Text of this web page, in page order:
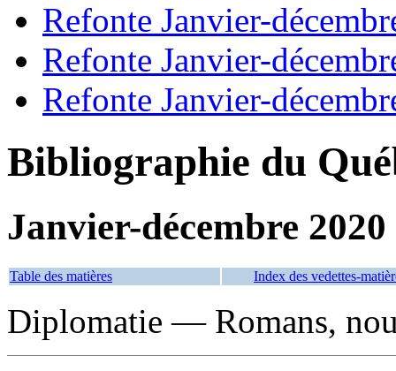
Refonte Janvier-
Refonte Janvier-
Refonte Janvier-
Bibliographie du
Janvier-décembre 2020
Table des matières Index des vedettes-
Diplomatie — Romans,